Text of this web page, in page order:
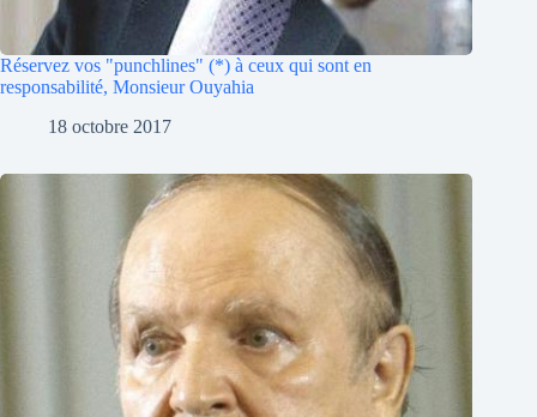
Réservez vos "punchlines" (*) à ceux qui sont en
responsabilité, Monsieur Ouyahia
18 octobre 2017